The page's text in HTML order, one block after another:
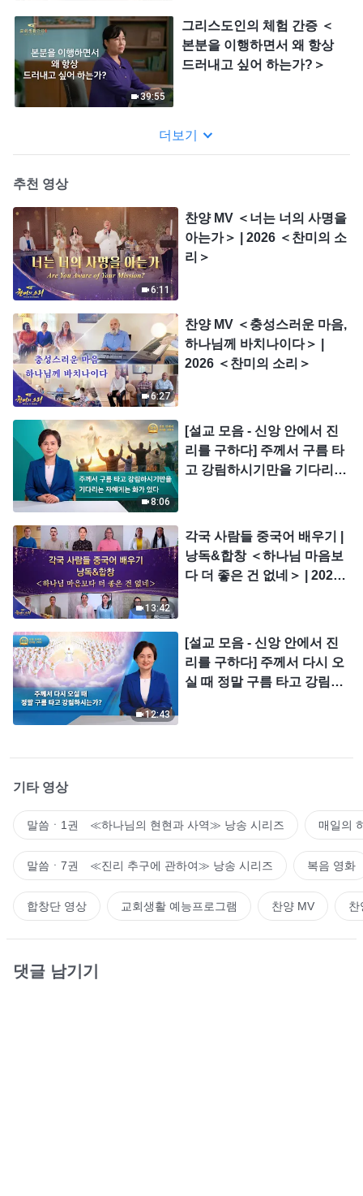
39:55
그리스도인의 체험 간증 ＜
본분을 이행하면서 왜 항상
드러내고 싶어 하는가?＞
더보기
추천 영상
6:11
찬양 MV ＜너는 너의 사명을
아는가＞ | 2026 ＜찬미의 소
리＞
6:27
찬양 MV ＜충성스러운 마음,
하나님께 바치나이다＞ |
2026 ＜찬미의 소리＞
8:06
[설교 모음 - 신앙 안에서 진
리를 구하다] 주께서 구름 타
고 강림하시기만을 기다리는
13:42
각국 사람들 중국어 배우기 |
낭독&합창 ＜하나님 마음보
다 더 좋은 건 없네＞ | 2026
12:43
[설교 모음 - 신앙 안에서 진
리를 구하다] 주께서 다시 오
실 때 정말 구름 타고 강림하
기타 영상
말씀ㆍ1권 ≪하나님의 현현과 사역≫ 낭송 시리즈 매일의
말씀ㆍ7권 ≪진리 추구에 관하여≫ 낭송 시리즈 복음 영화
합창단 영상 교회생활 예능프로그램 찬양 MV 찬
댓글 남기기